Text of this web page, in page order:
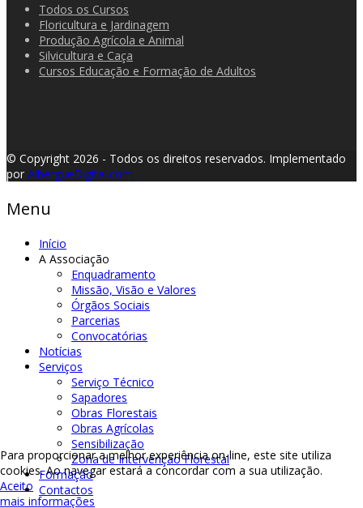
Todos os Cursos
Floricultura e Jardinagem
Produção Agrícola e Animal
Silvicultura e Caça
Cursos Educação e Formação de Adultos
© Copyright 2026 - Todos os direitos reservados. Implementado
por AlbergueDigital.com
Menu
Início
A Associação
Enquadramento
Missão, Visão e Valores
Órgãos Sociais
Parcerias
Convocatórias
Notícias
Serviços
Serviço Técnico
Sapadores
Obras Florestais
Obras Agrícolas
Sensibilização
Zona de Intervenção Florestal
Formação
Contactos
Para proporcionar a melhor experiência on-line, este site utiliza
cookies. Ao navegar estará a concordar com a sua utilização.
Aceito
mais informações